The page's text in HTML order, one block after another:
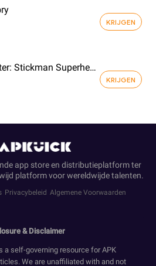
KRIJGEN
Web Master: Stickman Superhero
KRIJGEN
app store en distributieplatform ter
platform voor wereldwijde talenten.
Privacybeleid Algemene Voorwaarden
& Disclaimer
self-governing resource for APK
We are unaffiliated with and not